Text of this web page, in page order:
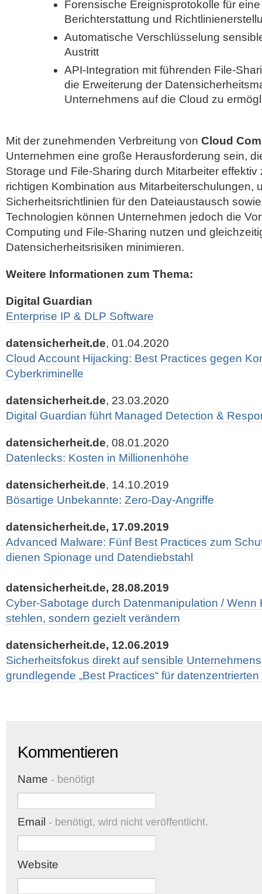
Forensische Ereignisprotokolle für
Berichterstattung und
Automatische Verschlüsselung
Austritt
API-Integration mit führenden File-
die Erweiterung der
Unternehmens auf die Cloud zu
Mit der zunehmenden Verbreitung von Cloud
Unternehmen eine große Herausforderung sein,
Storage und File-Sharing durch Mitarbeiter
richtigen Kombination aus Mitarbeiterschulungen,
Sicherheitsrichtlinien für den Dateiaustausch
Technologien können Unternehmen jedoch die
Computing und File-Sharing nutzen und
Datensicherheitsrisiken minimieren.
Weitere Informationen zum Thema:
Digital Guardian
Enterprise IP & DLP Software
datensicherheit.de, 01.04.2020
Cloud Account Hijacking: Best Practices gegen
Cyberkriminelle
datensicherheit.de, 23.03.2020
Digital Guardian führt Managed Detection &
datensicherheit.de, 08.01.2020
Datenlecks: Kosten in Millionenhöhe
datensicherheit.de, 14.10.2019
Bösartige Unbekannte: Zero-Day-Angriffe
datensicherheit.de, 17.09.2019
Advanced Malware: Fünf Best Practices zum
dienen Spionage und Datendiebstahl
datensicherheit.de, 28.08.2019
Cyber-Sabotage durch Datenmanipulation / Wenn
stehlen, sondern gezielt verändern
datensicherheit.de, 12.06.2019
Sicherheitsfokus direkt auf sensible
grundlegende „Best Practices“ für
Kommentieren
Name - benötigt
Email - benötigt, wird nicht veröffentlicht.
Website